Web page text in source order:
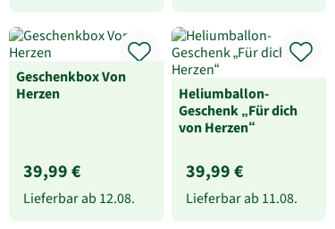
Geschenkbox Von
Herzen
39,99 €
Lieferbar ab 12.08.
Heliumballon-
Geschenk „Für dich
von Herzen“
39,99 €
Lieferbar ab 11.08.